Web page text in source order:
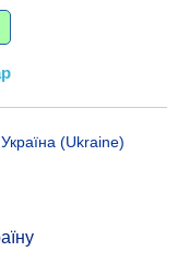
Україна (Ukraine)